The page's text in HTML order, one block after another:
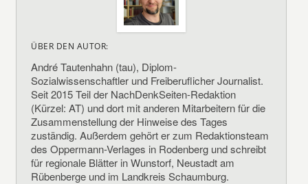
ÜBER DEN AUTOR:
André Tautenhahn (tau), Diplom-
Sozialwissenschaftler und Freiberuflicher Journalist.
Seit 2015 Teil der NachDenkSeiten-Redaktion
(Kürzel: AT) und dort mit anderen Mitarbeitern für die
Zusammenstellung der Hinweise des Tages
zuständig. Außerdem gehört er zum Redaktionsteam
des Oppermann-Verlages in Rodenberg und schreibt
für regionale Blätter in Wunstorf, Neustadt am
Rübenberge und im Landkreis Schaumburg.